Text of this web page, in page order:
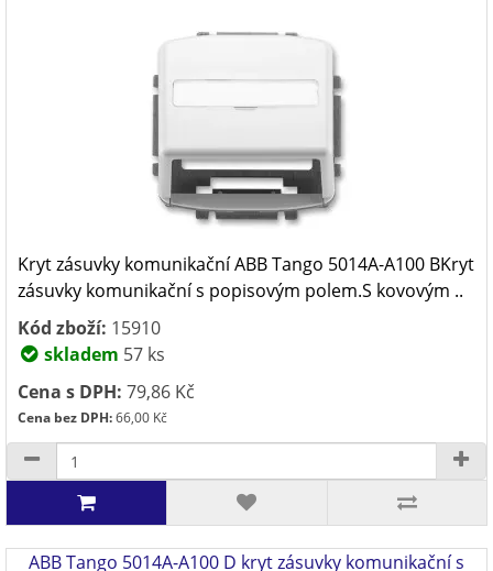
Kryt zásuvky komunikační ABB Tango 5014A-A100 BKryt
zásuvky komunikační s popisovým polem.S kovovým ..
Kód zboží: 15910
skladem 57 ks
Cena s DPH: 79,86 Kč
Cena bez DPH:66,00 Kč
ABB Tango 5014A-A100 D kryt zásuvky komunikační s